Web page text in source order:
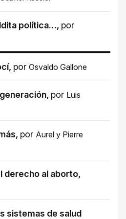
política…, por
, por Osvaldo Gallone
, por Luis
, por Aurel y Pierre
derecho al aborto,
sistemas de salud